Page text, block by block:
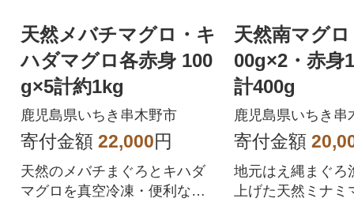
天然メバチマグロ・キ
ハダマグロ各赤身 100
g×5計約1kg
鹿児島県いちき串木野市
寄付金額 22,000円
天然のメバチまぐろとキハダ
マグロを真空冷凍・便利な小
天然南マグ
00g×2・赤身
計400g
鹿児島県いちき串
寄付金額
地元はえ縄まぐろ
上げた天然ミナ